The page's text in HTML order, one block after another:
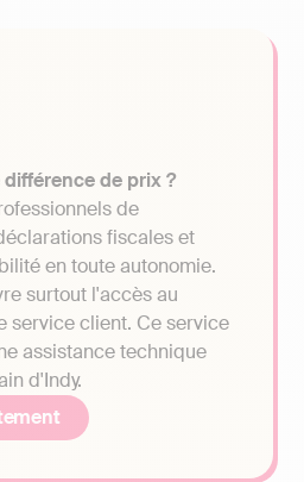
de prix ?
de
fiscales et
en toute autonomie.
surtout l'accès au
service client. Ce service
assistance technique
d'Indy.